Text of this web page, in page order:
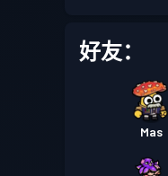
战斗通行证
战斗通行证
战斗通行证
好友：
Mas